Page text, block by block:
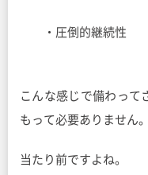
・圧倒的継続性
こんな感じで備わって
もって必要ありません。
当たり前ですよね。